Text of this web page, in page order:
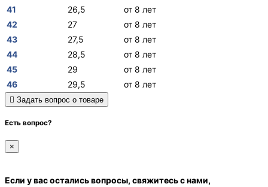
41
26,5
от 8 лет
42
27
от 8 лет
43
27,5
от 8 лет
44
28,5
от 8 лет
45
29
от 8 лет
46
29,5 от 8 лет
Задать вопрос о товаре
Есть вопрос?
×
Если у вас остались вопросы, свяжитесь с нами,